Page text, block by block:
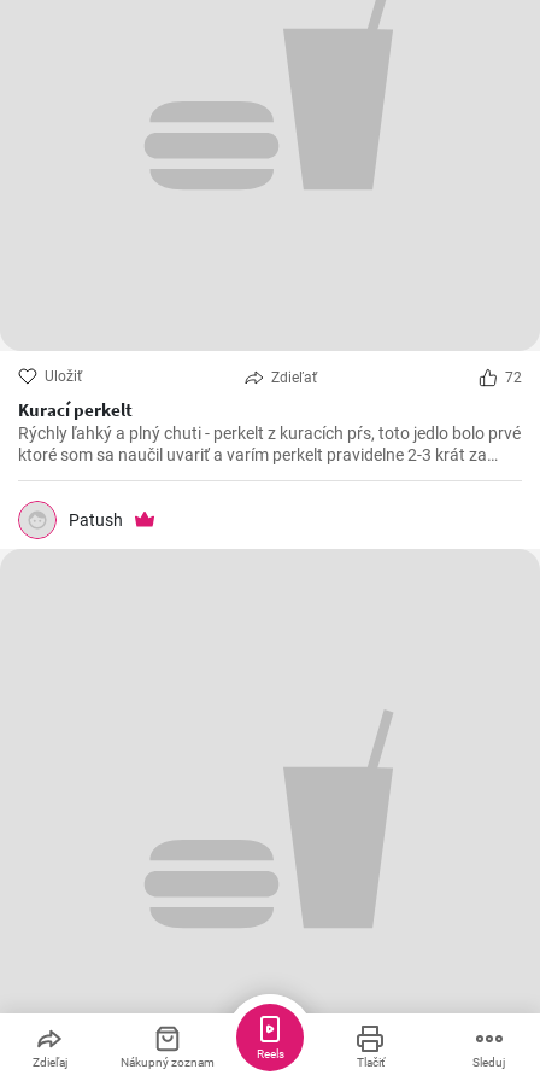
Uložiť Zdieľať 72
Kurací perkelt
Rýchly ľahký a plný chuti - perkelt z kuracích pŕs, toto jedlo bolo prvé
ktoré som sa naučil uvariť a varím perkelt pravidelne 2-3 krát za
mesiac. Vynikajúci kurací perkelt s kolienkami.
Patush
Zdieľaj Nákupný zoznam Tlačiť Sleduj
Reels